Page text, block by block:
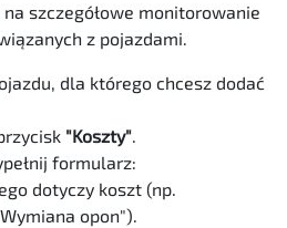
szczegółowe monitorowanie
z pojazdami.
dla którego chcesz dodać
"Koszty".
formularz:
dotyczy koszt (np.
opon").